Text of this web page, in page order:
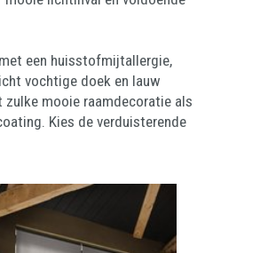
een huisstofmijtallergie,
vochtige doek en lauw
mooie raamdecoratie als
Kies de verduisterende